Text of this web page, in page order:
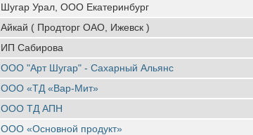
Шугар Урал, ООО Екатеринбург
Айкай ( Продторг ОАО, Ижевск )
ИП Сабирова
ООО "Арт Шугар" - Сахарный Альянс
ООО «ТД «Вар-Мит»
ООО ТД АПН
ООО «Основной продукт»